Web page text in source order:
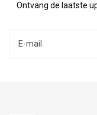
Ontvang de laatste